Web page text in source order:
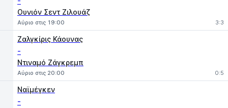
Ουνιόν Σεντ Ζιλουάζ
Αύριο στις 19:00 3:3
Ζαλγκίρις Κάουνας
-
Ντιναμό Ζάγκρεμπ
Αύριο στις 20:00 0:5
Ναϊμέγκεν
-